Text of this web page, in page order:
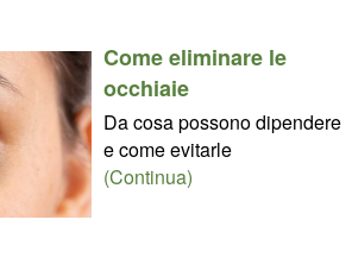
Come eliminare le
occhiaie
Da cosa possono dipendere
e come evitarle
(Continua)